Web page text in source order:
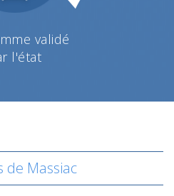
validé
l'état
de Massiac